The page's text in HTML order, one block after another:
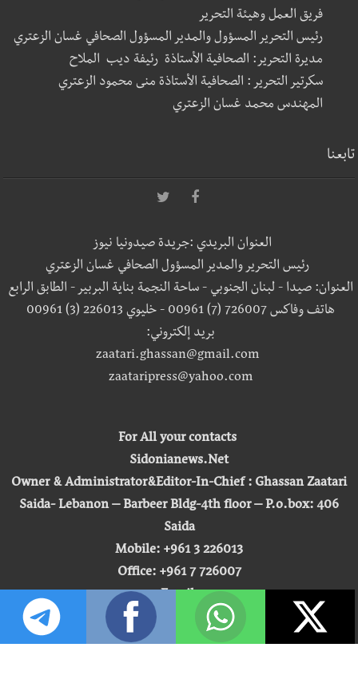
فريق العمل وهيئة التحرير
رئيس التحرير المسؤول والمدير المسؤول الصحافي غسان الزعتري
مديرة التحرير: الصحافية الأستاذة رئيفة ديب الملاح
سكرتير التحرير : الصحافية الأستاذة منى محمود الزعتري
المهندس محمد غسان الزعتري
تابعنا
العنوان البريدي :جريدة صيدونيا نيوز
رئيس التحرير والمدير المسؤول الصحافي غسان الزعتري
العنوان: صيدا - لبنان الجنوبي - ساحة النجمة بناية البربير - الطابق الرابع
هاتف وفاكس 726007 (7) 00961 - خليوي 226013 (3) 00961
بريد إلكتروني:
zaatari.ghassan@gmail.com
zaataripress@yahoo.com
For All your contacts
Sidonianews.Net
Owner & Administrator&Editor-In-Chief : Ghassan Zaatari
Saida- Lebanon – Barbeer Bldg-4th floor – P.o.box: 406
Saida
Mobile: +961 3 226013
Office: +961 7 726007
zaatari.ghassan@gmail.com
zaataripress@yahoo.com